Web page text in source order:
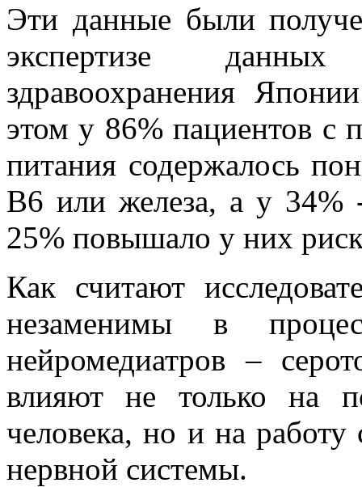
Эти данные были
экспертизе
здравоохранения
этом у 86% пациентов с
питания содержалось
В6 или железа, а у 34%
25% повышало у них
Как считают
незаменимы в
нейромедиатров –
влияют не только на
человека, но и на работу
нервной системы.